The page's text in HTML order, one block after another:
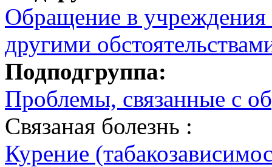
Обращение в учреждения
другими
Подподгруппа:
Проблемы, связанные с
Связаная болезнь :
Курение